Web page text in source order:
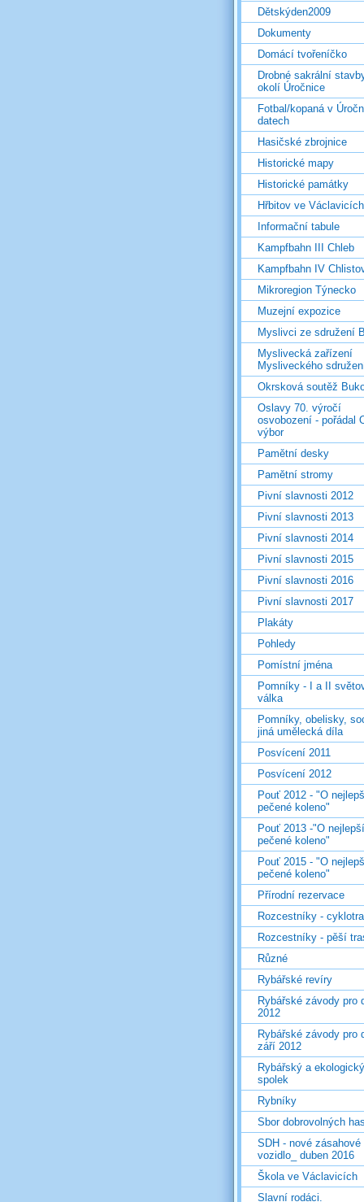
Dětskýden2009
Dokumenty
Domácí tvořeníčko
Drobné sakrální
okolí Úročnice
Fotbal/kopaná v
datech
Hasičské zbrojnice
Historické mapy
Historické památky
Hřbitov ve Václavicích
Informační tabule
Kampfbahn III Chleb
Kampfbahn IV
Mikroregion Týnecko
Muzejní expozice
Myslivci ze sdružení
Myslivecká zařízení
Mysliveckého
Okrsková soutěž
Oslavy 70. výročí
osvobození - pořádal
výbor
Pamětní desky
Pamětní stromy
Pivní slavnosti 2012
Pivní slavnosti 2013
Pivní slavnosti 2014
Pivní slavnosti 2015
Pivní slavnosti 2016
Pivní slavnosti 2017
Plakáty
Pohledy
Pomístní jména
Pomníky - I a II
válka
Pomníky, obelisky,
jiná umělecká díla
Posvícení 2011
Posvícení 2012
Pouť 2012 - "O
pečené koleno"
Pouť 2013 -"O nejlepší
pečené koleno"
Pouť 2015 - "O
pečené koleno"
Přírodní rezervace
Rozcestníky -
Rozcestníky - pěší
Různé
Rybářské revíry
Rybářské závody pro
2012
Rybářské závody pro
září 2012
Rybářský a ekologický
spolek
Rybníky
Sbor dobrovolných
SDH - nové zásahové
vozidlo_ duben 2016
Škola ve Václavicích
Slavní rodáci.